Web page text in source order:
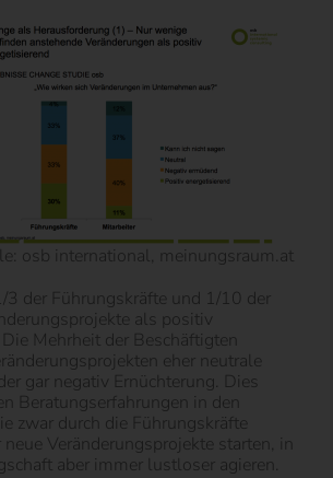
osb international, meinungsraum.at
3 der Führungskräfte und 1/10 der
als positiv
Mehrheit der Beschäftigten
eher neutrale
gar negativ Ernüchterung. Dies
Beratungserfahrungen in den
zwar durch die Führungskräfte
Veränderungsprojekte starten, in
aber immer lustloser agieren.